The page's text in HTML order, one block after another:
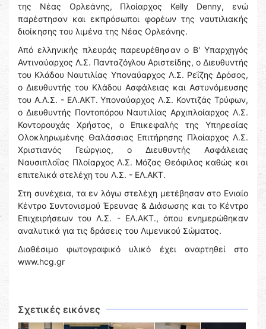
της Νέας Ορλεάνης, Πλοίαρχος Kelly Denny, ενώ
παρέστησαν και εκπρόσωποι φορέων της ναυτιλιακής
διοίκησης του λιμένα της Νέας Ορλεάνης.
Από ελληνικής πλευράς παρευρέθησαν ο Β' Υπαρχηγός
Αντιναύαρχος Λ.Σ. Πανταζόγλου Αριστείδης, ο Διευθυντής
του Κλάδου Ναυτιλίας Υποναύαρχος Λ.Σ. Ρεΐζης Δρόσος,
ο Διευθυντής του Κλάδου Ασφάλειας και Αστυνόμευσης
του Α.Λ.Σ. - ΕΛ.ΑΚΤ. Υποναύαρχος Λ.Σ. Κοντιζάς Τρύφων,
ο Διευθυντής Ποντοπόρου Ναυτιλίας Αρχιπλοίαρχος Λ.Σ.
Κοντορουχάς Χρήστος, ο Επικεφαλής της Υπηρεσίας
Ολοκληρωμένης Θαλάσσιας Επιτήρησης Πλοίαρχος Λ.Σ.
Χριστιανός Γεώργιος, ο Διευθυντής Ασφάλειας
Ναυσιπλοΐας Πλοίαρχος Λ.Σ. Μόζας Θεόφιλος καθώς και
επιτελικά στελέχη του Λ.Σ. - ΕΛ.ΑΚΤ.
Στη συνέχεια, τα εν λόγω στελέχη μετέβησαν στο Ενιαίο
Κέντρο Συντονισμού Έρευνας & Διάσωσης και το Κέντρο
Επιχειρήσεων του Λ.Σ. - ΕΛ.ΑΚΤ., όπου ενημερώθηκαν
αναλυτικά για τις δράσεις του Λιμενικού Σώματος.
Διαθέσιμο φωτογραφικό υλικό έχει αναρτηθεί στο
www.hcg.gr
Σχετικές εικόνες